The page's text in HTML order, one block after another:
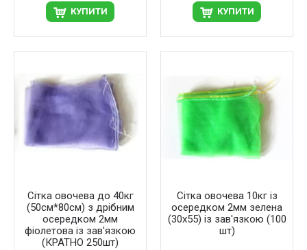
КУПИТИ КУПИТИ
Сітка овочева до 40кг
(50см*80см) з дрібним
осередком 2мм
фіолетова із зав'язкою
(КРАТНО 250шт)
Сітка овочева 10кг із
осередком 2мм зелена
(30х55) із зав'язкою (100
шт)